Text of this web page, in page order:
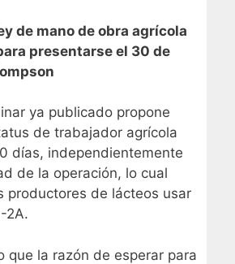
de mano de obra agrícola
presentarse el 30 de
ya publicado propone
de trabajador agrícola
días, independientemente
de la operación, lo cual
productores de lácteos usar
2A.
que la razón de esperar para